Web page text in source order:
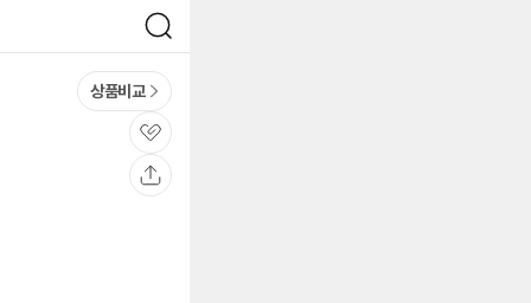
검
색
상품비교
관
심